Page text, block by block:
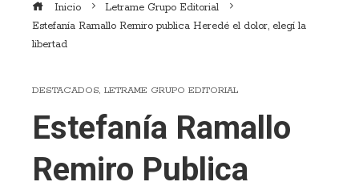
Inicio
Letrame Grupo Editorial
Estefanía Ramallo Remiro publica Heredé el dolor, elegí la
libertad
DESTACADOS, LETRAME GRUPO EDITORIAL
Estefanía Ramallo
Remiro Publica